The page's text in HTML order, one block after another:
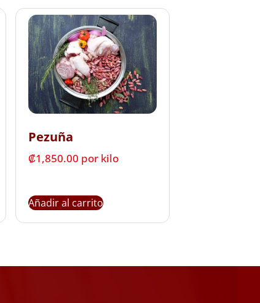
Pezuña
₡1,850.00 por kilo
Añadir al carrito